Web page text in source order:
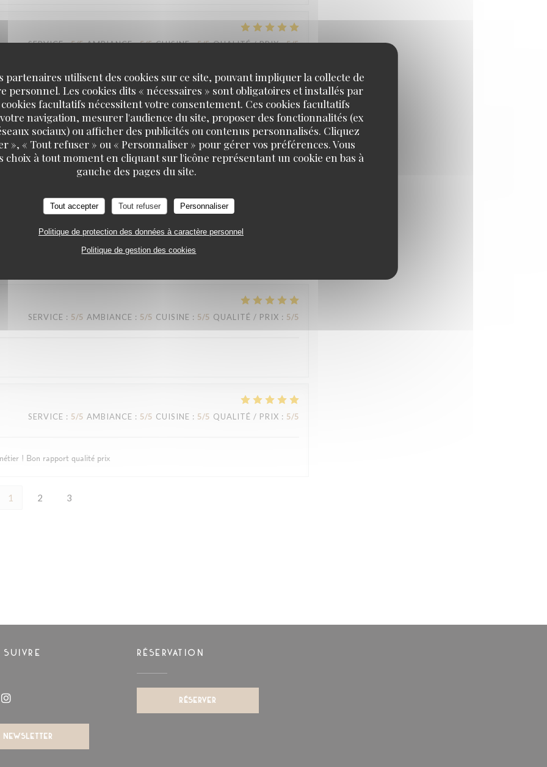
partenaires utilisent des cookies sur ce site, pouvant impliquer la collecte de
personnel. Les cookies dits « nécessaires » sont obligatoires et installés par
facultatifs nécessitent votre consentement. Ces cookies facultatifs
navigation, mesurer l'audience du site, proposer des fonctionnalités (ex
sociaux) ou afficher des publicités ou contenus personnalisés. Cliquez
», « Tout refuser » ou « Personnaliser » pour gérer vos préférences. Vous
choix à tout moment en cliquant sur l'icône représentant un cookie en bas à
gauche des pages du site.
Tout accepter Tout refuser Personnaliser
Politique de protection des données à caractère personnel
Politique de gestion des cookies
SERVICE: 5/5 AMBIANCE: 5/5 CUISINE: 5/5 QUALITÉ / PRIX: 5/5
traditionnelle excellente servie par une fraîcheur des produits irréprochable. Retour
SERVICE : 3/5 AMBIANCE: 5/5 CUISINE: 5/5 QUALITÉ / PRIX : 5 /5
SERVICE : 5/5 AMBIANCE : 5/5 CUISINE : 5/5 QUALITÉ / PRIX : 5/5
SERVICE : 5/5 AMBIANCE : 5/5 CUISINE : 5/5 QUALITÉ / PRIX : 5/5
! Bon rapport qualité prix
1 2 3
NEWSLETTER
RÉSERVATION
RÉSERVER